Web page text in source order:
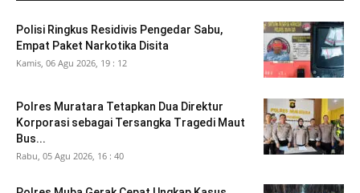
Polisi Ringkus Residivis Pengedar Sabu,
Empat Paket Narkotika Disita
Kamis, 06 Agu 2026, 19 : 12
Polres Muratara Tetapkan Dua Direktur
Korporasi sebagai Tersangka Tragedi Maut
Bus...
Rabu, 05 Agu 2026, 16 : 40